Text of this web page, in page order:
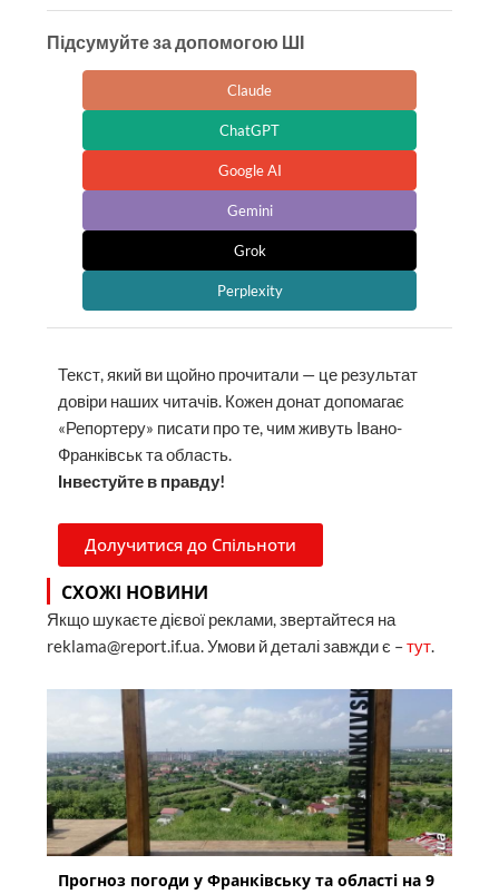
Підсумуйте за допомогою ШІ
Claude
ChatGPT
Google AI
Gemini
Grok
Perplexity
Текст, який ви щойно прочитали — це результат
довіри наших читачів. Кожен донат допомагає
«Репортеру» писати про те, чим живуть Івано-
Франківськ та область.
Інвестуйте в правду!
Долучитися до Спільноти
СХОЖІ НОВИНИ
Якщо шукаєте дієвої реклами, звертайтеся на
reklama@report.if.ua. Умови й деталі завжди є –тут.
Прогноз погоди у Франківську та області на 9